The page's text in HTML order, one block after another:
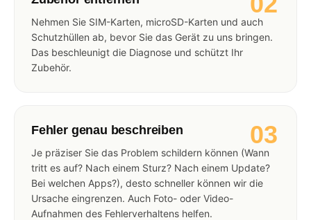
Nehmen Sie SIM-Karten, microSD-Karten und auch
Schutzhüllen ab, bevor Sie das Gerät zu uns bringen.
Das beschleunigt die Diagnose und schützt Ihr
Zubehör.
03
Fehler genau beschreiben
Je präziser Sie das Problem schildern können (Wann
tritt es auf? Nach einem Sturz? Nach einem Update?
Bei welchen Apps?), desto schneller können wir die
Ursache eingrenzen. Auch Foto- oder Video-
Aufnahmen des Fehlerverhaltens helfen.